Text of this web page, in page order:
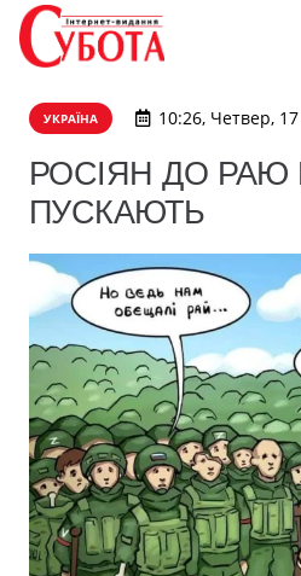
УКРАЇНА 10:26, Четвер,
РОСІЯН ДО РАЮ
ПУСКАЮТЬ